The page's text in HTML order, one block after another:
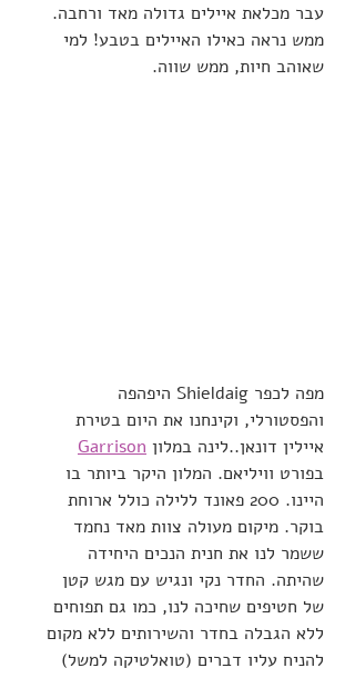
עבר מכלאת איילים גדולה מאד ורחבה.
ממש נראה כאילו האיילים בטבע! למי
שאוהב חיות, ממש שווה.
מפה לכפר Shieldaig היפהפה
והפסטורלי, וקינחנו את היום בטירת
איילין דונאן..לינה במלון Garrison
בפורט וויליאם. המלון היקר ביותר בו
היינו. 200 פאונד ללילה כולל ארוחת
בוקר. מיקום מעולה צוות מאד נחמד
ששמר לנו את חנית הנכים היחידה
שהיתה. החדר נקי ונגיש עם מגש קטן
של חטיפים שחיכה לנו, כמו גם תפוחים
ללא הגבלה בחדר והשירותים ללא מקום
להניח עליו דברים (טואלטיקה למשל)